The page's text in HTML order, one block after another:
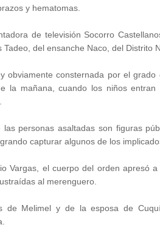
y hematomas.
de televisión Socorro
del ensanche Naco, del Distrito
obviamente consternada por el
la mañana, cuando los niños entran
personas asaltadas son figuras
capturar algunos de los
Vargas, el cuerpo del orden apresó
al merenguero.
de Melimel y de la esposa de